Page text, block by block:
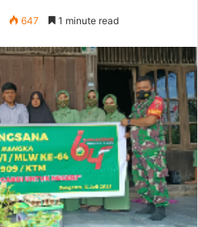
647 1 minute read